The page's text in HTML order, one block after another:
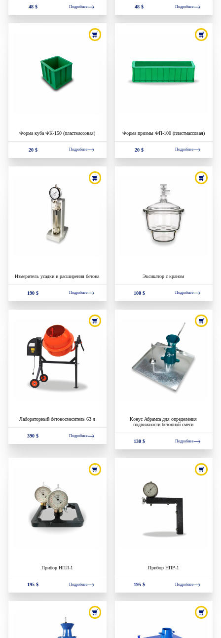
48 $ Подробнее 48 $ Подробнее
Форма куба ФК-150 (пластмассовая)
20 $ Подробнее
Форма призмы ФП-100 (пластмассовая)
20 $ Подробнее
Измеритель усадки и расширения бетона
190 $ Подробнее
Эксикатор с краном
100 $ Подробнее
Лабораторный бетоносмеситель 63 л
390 $ Подробнее
Конус Абрамса для определения
подвижности бетонной смеси
130 $ Подробнее
Прибор НПЛ-1
195 $ Подробнее
Прибор НПР-1
195 $ Подробнее